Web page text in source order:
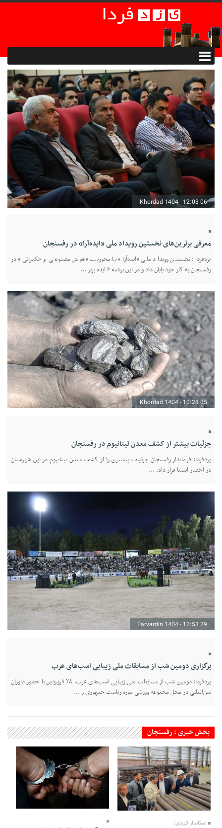
06 Khordad 1404 - 12:03
معرفی برترین‌های نخستین رویداد ملی «ایده‌آرا» در رفسنجان
یزدفردا: نخستین رویداد ملی «ایده‌آرا» با محوریت «هوش مصنوعی و حکمرانی» در
رفسنجان به کار خود پایان داد و در این برنامه ۶ ایده برتر ...
05 Khordad 1404 - 10:28
جزئیات بیشتر از کشف معدن تیتانیوم در رفسنجان
یزدفردا: فرماندار رفسنجان جزئیات بیشتری را از کشف معدن تیتانیوم در این شهرستان
در اختیار ایسنا قرار داد. ...
29 Farvardin 1404 - 12:53
برگزاری دومین شب از مسابقات ملی زیبایی اسب‌های عرب
یزدفردا: دومین شب از مسابقات ملی زیبایی اسب‌های عرب، ۲۸ فروردین با حضور داوران
بین‌المللی‌ در محل مجموعه ورزشی موزه ریاست جمهوری ر ...
بخش خبری : رفسنجان
24 Esfand 1403 - 17:06
استاندار کرمان: